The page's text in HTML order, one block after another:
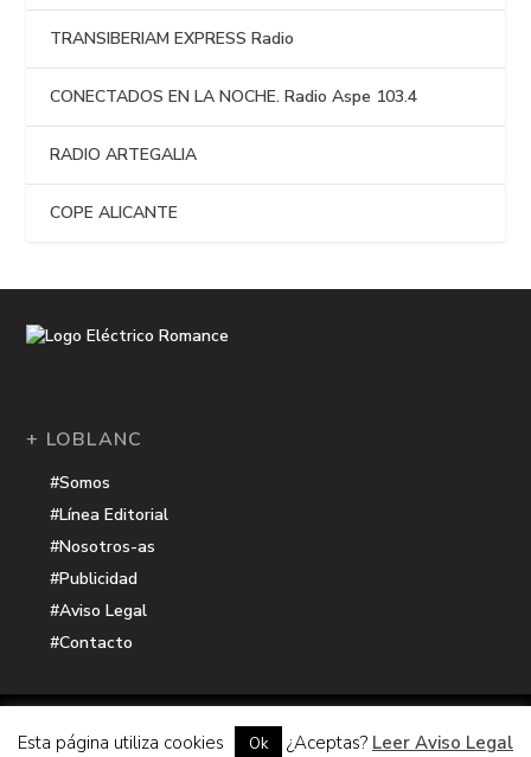
TRANSIBERIAM EXPRESS Radio
CONECTADOS EN LA NOCHE. Radio Aspe 103.4
RADIO ARTEGALIA
COPE ALICANTE
+ LOBLANC
#Somos
#Línea Editorial
#Nosotros-as
#Publicidad
#Aviso Legal
#Contacto
Electrico Romance
Hacker Harbor
Esta página utiliza cookies Ok ¿Aceptas? Leer Aviso Legal